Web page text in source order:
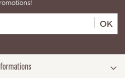
OK